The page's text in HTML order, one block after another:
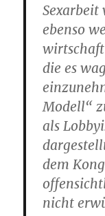
Sexarbeit
ebenso
die es
Modell“
als
dem
nicht